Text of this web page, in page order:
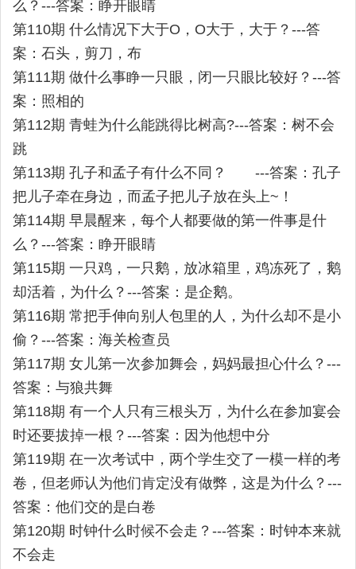
么？---答案：睁开眼睛
第110期 什么情况下大于O，O大于，大于？---答
案：石头，剪刀，布
第111期 做什么事睁一只眼，闭一只眼比较好？---答
案：照相的
第112期 青蛙为什么能跳得比树高?---答案：树不会
跳
第113期 孔子和孟子有什么不同？ ---答案：孔子
把儿子牵在身边，而孟子把儿子放在头上~！
第114期 早晨醒来，每个人都要做的第一件事是什
么？---答案：睁开眼睛
第115期 一只鸡，一只鹅，放冰箱里，鸡冻死了，鹅
却活着，为什么？---答案：是企鹅。
第116期 常把手伸向别人包里的人，为什么却不是小
偷？---答案：海关检查员
第117期 女儿第一次参加舞会，妈妈最担心什么？---
答案：与狼共舞
第118期 有一个人只有三根头万，为什么在参加宴会
时还要拔掉一根？---答案：因为他想中分
第119期 在一次考试中，两个学生交了一模一样的考
卷，但老师认为他们肯定没有做弊，这是为什么？---
答案：他们交的是白卷
第120期 时钟什么时候不会走？---答案：时钟本来就
不会走